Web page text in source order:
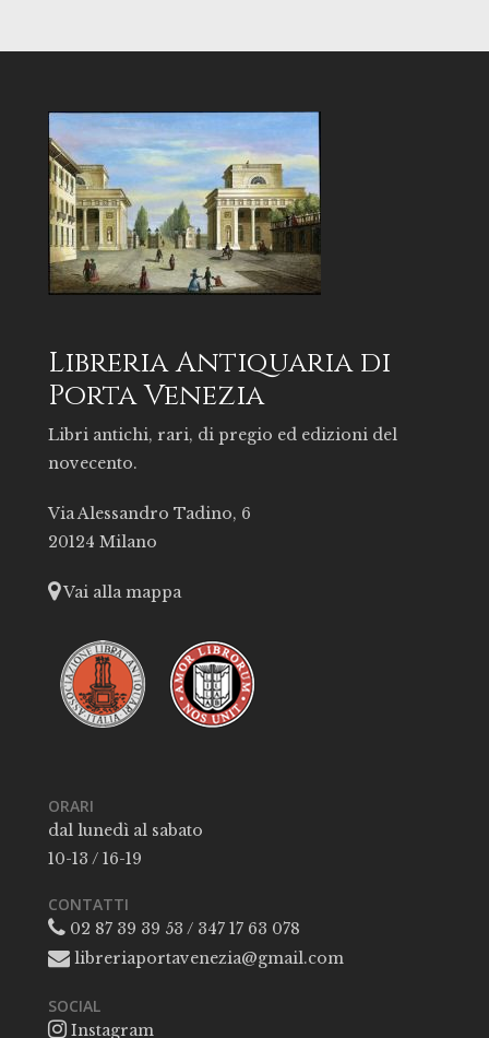
Libreria Antiquaria di
Porta Venezia
Libri antichi, rari, di pregio ed edizioni del
novecento.
Via Alessandro Tadino, 6
20124 Milano
Vai alla mappa
ORARI
dal lunedì al sabato
10-13 / 16-19
CONTATTI
02 87 39 39 53 / 347 17 63 078
libreriaportavenezia@gmail.com
SOCIAL
Instagram